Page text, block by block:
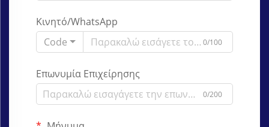
Κινητό/WhatsApp
Code
0/100
Επωνυμία Επιχείρησης
0/200